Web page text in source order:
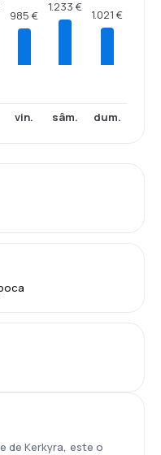
985 €
vin.
1.233 €
sâm.
1.021 €
dum.
de Kerkyra, este o